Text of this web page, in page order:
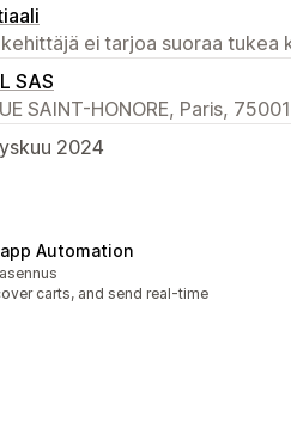
ei tarjoa suoraa tukea
SAS
SAINT-HONORE, Paris,
2024
Automation
carts, and send real-time